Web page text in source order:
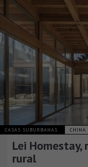
CASAS SUBURBANAS CHINA
Lei
rural